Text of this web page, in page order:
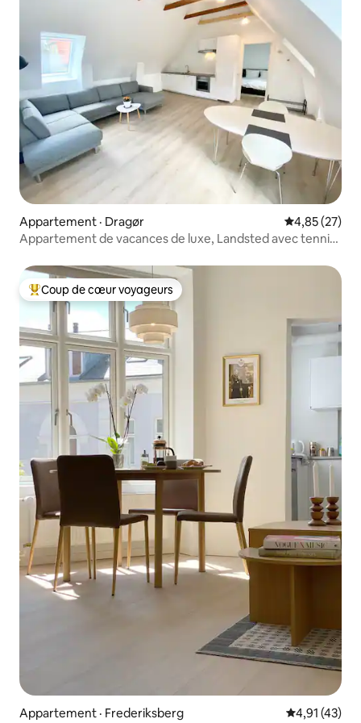
Appartement · Dragør Note
4,85 (27)
Appartement de vacances de luxe, Landsted avec tennis
Coup de cœur voyageurs parmi les plus aimés
Coup de cœur voyageurs
Appartement · Frederiksberg Note
4,91 (43)